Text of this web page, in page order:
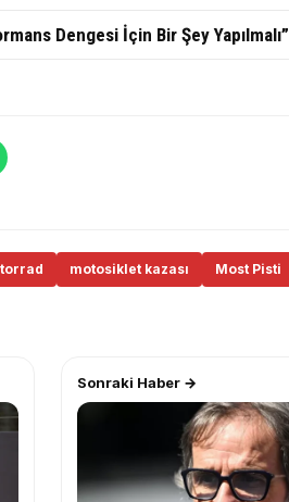
Dengesi İçin Bir Şey Yapılmalı”
motosiklet kazası Most Pisti
Sonraki Haber →